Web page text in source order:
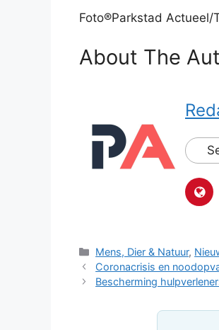
Foto®Parkstad Actueel/
About The
Categorieën
Mens, Dier & Natuur,
Coronacrisis en
Bescherming